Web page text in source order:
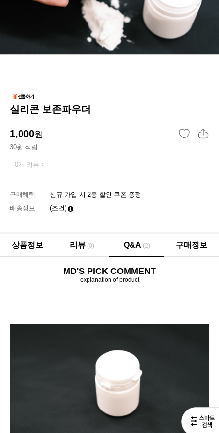
실리콘 보존파우더
1,000원
30원 적립
0개 리뷰 >
구매혜택
신규 가입 시 2종 할인 쿠폰 증정
배송정보
(조건)
상품정보 리뷰 (0) Q&A (2) 구매정보
MD'S PICK COMMENT
explanation of product